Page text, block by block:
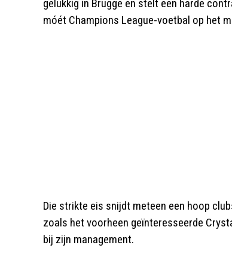
gelukkig in Brugge en stelt een harde
móét Champions League-voetbal op het
Die strikte eis snijdt meteen een hoop
zoals het voorheen geïnteresseerde
bij zijn management.